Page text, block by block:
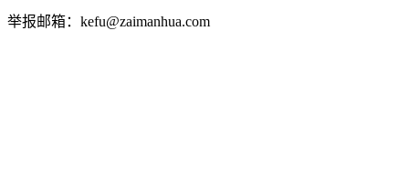
举报邮箱：kefu@zaimanhua.com